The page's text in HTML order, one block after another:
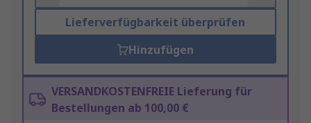
Lieferverfügbarkeit überprüfen
Hinzufügen
VERSANDKOSTENFREIE Lieferung für
Bestellungen ab 100,00 €